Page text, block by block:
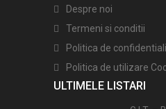
Despre noi
Termeni si conditii
Politica de
Politica de utilizare
ULTIMELE LISTARI